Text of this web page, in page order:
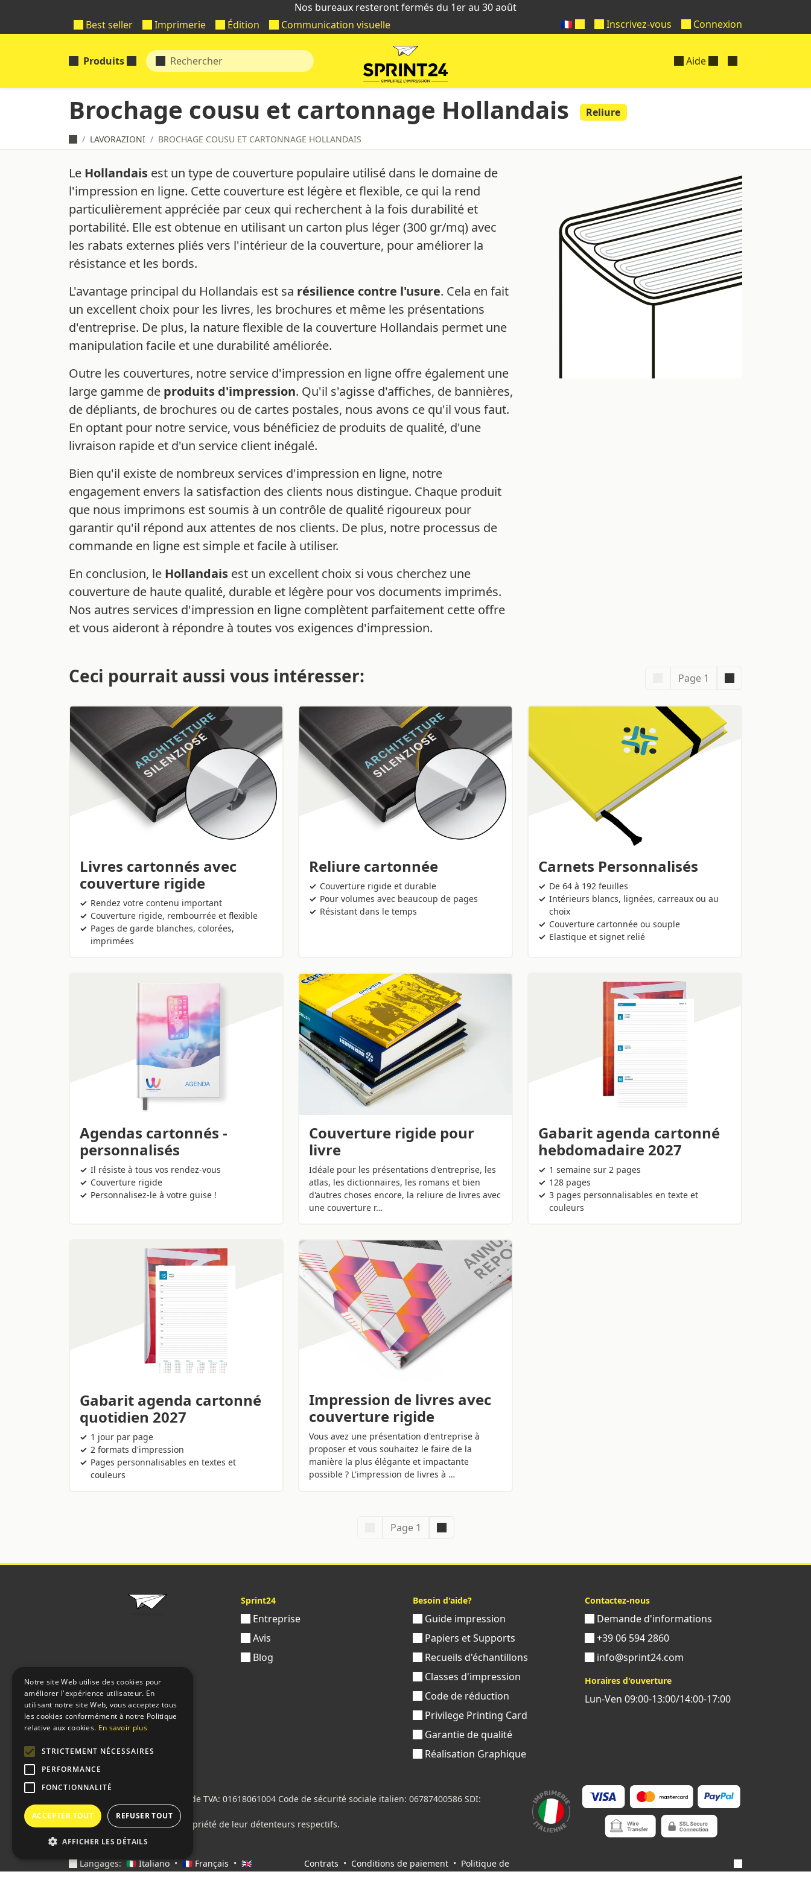
Nos bureaux resteront fermés du 1er au 30 août
Best seller
Imprimerie Édition Communication visuelle Inscrivez-vous Connexion
🇫🇷
Produits Aide
Brochage cousu et cartonnage Hollandais Reliure
LAVORAZIONI BROCHAGE COUSU ET CARTONNAGE HOLLANDAIS
Le Hollandais est un type de couverture populaire utilisé dans le domaine de
l'impression en ligne. Cette couverture est légère et flexible, ce qui la rend
particulièrement appréciée par ceux qui recherchent à la fois durabilité et
portabilité. Elle est obtenue en utilisant un carton plus léger (300 gr/mq) avec
les rabats externes pliés vers l'intérieur de la couverture, pour améliorer la
résistance et les bords.
L'avantage principal du Hollandais est sa résilience contre l'usure. Cela en fait
un excellent choix pour les livres, les brochures et même les présentations
d'entreprise. De plus, la nature flexible de la couverture Hollandais permet une
manipulation facile et une durabilité améliorée.
Outre les couvertures, notre service d'impression en ligne offre également une
large gamme de produits d'impression. Qu'il s'agisse d'affiches, de bannières,
de dépliants, de brochures ou de cartes postales, nous avons ce qu'il vous faut.
En optant pour notre service, vous bénéficiez de produits de qualité, d'une
livraison rapide et d'un service client inégalé.
Bien qu'il existe de nombreux services d'impression en ligne, notre
engagement envers la satisfaction des clients nous distingue. Chaque produit
que nous imprimons est soumis à un contrôle de qualité rigoureux pour
garantir qu'il répond aux attentes de nos clients. De plus, notre processus de
commande en ligne est simple et facile à utiliser.
En conclusion, le Hollandais est un excellent choix si vous cherchez une
couverture de haute qualité, durable et légère pour vos documents imprimés.
Nos autres services d'impression en ligne complètent parfaitement cette offre
et vous aideront à répondre à toutes vos exigences d'impression.
Ceci pourrait aussi vous intéresser: Page 1
Livres cartonnés avec
couverture rigide
Rendez votre contenu important
Couverture rigide, rembourrée et flexible
Pages de garde blanches, colorées,
imprimées
Reliure cartonnée
Couverture rigide et durable
Pour volumes avec beaucoup de pages
Résistant dans le temps
Carnets Personnalisés
De 64 à 192 feuilles
Intérieurs blancs, lignées, carreaux ou au
choix
Couverture cartonnée ou souple
Elastique et signet relié
Agendas cartonnés -
personnalisés
Il résiste à tous vos rendez-vous
Couverture rigide
Personnalisez-le à votre guise !
Couverture rigide pour
livre
Idéale pour les présentations d'entreprise, les
atlas, les dictionnaires, les romans et bien
d'autres choses encore, la reliure de livres avec
une couverture r…
Gabarit agenda cartonné
hebdomadaire 2027
1 semaine sur 2 pages
128 pages
3 pages personnalisables en texte et
couleurs
Gabarit agenda cartonné
quotidien 2027
1 jour par page
2 formats d'impression
Pages personnalisables en textes et
couleurs
Impression de livres avec
couverture rigide
Vous avez une présentation d'entreprise à
proposer et vous souhaitez le faire de la
manière la plus élégante et impactante
possible ? L'impression de livres à …
Page 1
Sprint24
Entreprise
Avis
Blog
Besoin d'aide?
Guide impression
Papiers et Supports
Recueils d'échantillons
Classes d'impression
Code de réduction
Privilege Printing Card
Garantie de qualité
Réalisation Graphique
Contactez-nous
Demande d'informations
+39 06 594 2860
info@sprint24.com
Horaires d'ouverture
Lun-Ven 09:00-13:00/14:00-17:00
© 2026 • Numéro de TVA: 01618061004 Code de sécurité sociale italien: 06787400586 SDI:
M5UXCR1
Tous les logos cités sont la propriété de leur détenteurs respectifs.
Langages: 🇮🇹 Italiano • 🇫🇷 Français • 🇬🇧
Contrats • Conditions de paiement • Politique de
Notre site Web utilise des cookies pour
améliorer l'expérience utilisateur. En
utilisant notre site Web, vous acceptez tous
les cookies conformément à notre Politique
relative aux cookies. En savoir plus
STRICTEMENT NÉCESSAIRES
PERFORMANCE
FONCTIONNALITÉ
ACCEPTER TOUT REFUSER TOUT
AFFICHER LES DÉTAILS